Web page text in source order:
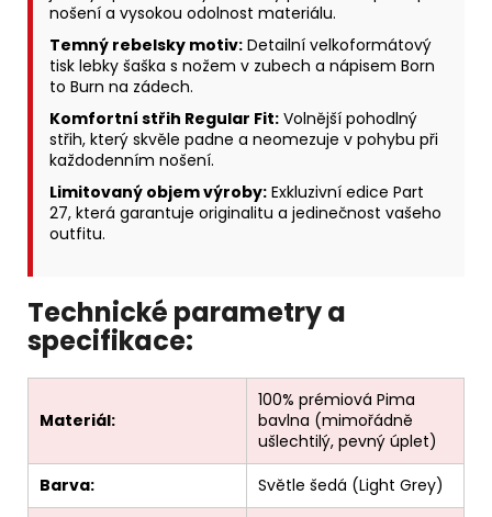
nošení a vysokou odolnost materiálu.
Temný rebelsky motiv: Detailní velkoformátový
tisk lebky šaška s nožem v zubech a nápisem Born
to Burn na zádech.
Komfortní střih Regular Fit: Volnější pohodlný
střih, který skvěle padne a neomezuje v pohybu při
každodenním nošení.
Limitovaný objem výroby: Exkluzivní edice Part
27, která garantuje originalitu a jedinečnost vašeho
outfitu.
Technické parametry a
specifikace:
Materiál:
100% prémiová Pima
bavlna (mimořádně
ušlechtilý, pevný úplet)
Barva:
Světle šedá (Light Grey)